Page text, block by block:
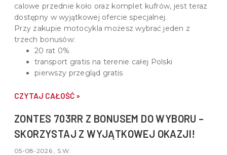
calowe przednie koło oraz komplet kufrów, jest teraz
dostępny w wyjątkowej ofercie specjalnej.
Przy zakupie motocykla możesz wybrać jeden z
trzech bonusów:
20 rat 0%
transport gratis na terenie całej Polski
pierwszy przegląd gratis
CZYTAJ CAŁOŚĆ »
ZONTES 703RR Z BONUSEM DO WYBORU –
SKORZYSTAJ Z WYJĄTKOWEJ OKAZJI!
05-08-2026 , S.W.